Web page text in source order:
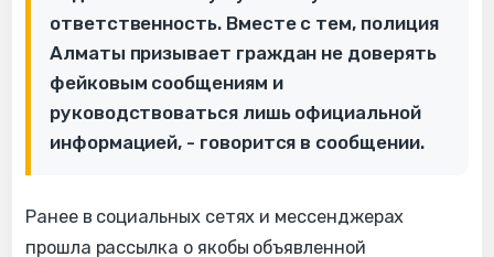
ответственность. Вместе с тем, полиция
Алматы призывает граждан не доверять
фейковым сообщениям и
руководствоваться лишь официальной
информацией, - говорится в сообщении.
Ранее в социальных сетях и мессенджерах
прошла рассылка о якобы объявленной